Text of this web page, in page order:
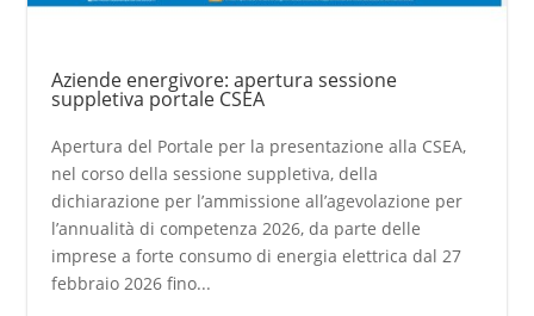
Aziende energivore: apertura sessione
suppletiva portale CSEA
Apertura del Portale per la presentazione alla CSEA,
nel corso della sessione suppletiva, della
dichiarazione per l’ammissione all’agevolazione per
l’annualità di competenza 2026, da parte delle
imprese a forte consumo di energia elettrica dal 27
febbraio 2026 fino...